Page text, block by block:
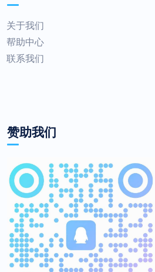
关于我们
帮助中心
联系我们
赞助我们